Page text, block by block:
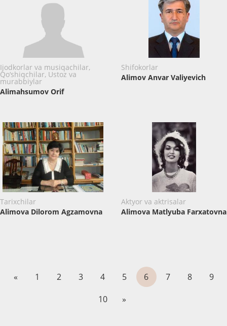
Ijodkorlar va musiqachilar,
Qo‘shiqchilar, Ustoz va
murabbiylar
Alimahsumov Orif
Shifokorlar
Alimov Anvar Valiyevich
Tarixchilar
Alimova Dilorom Agzamovna
Aktyor va aktrisalar
Alimova Matlyuba Farxatovna
« 1 2 3 4 5 6 7 8
9
10
»